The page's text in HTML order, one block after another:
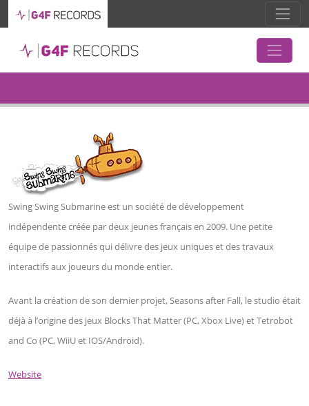
Swing Swing Submarine est un société de développement
indépendente créée par deux jeunes français en 2009. Une petite
équipe de passionnés qui délivre des jeux uniques et des travaux
interactifs aux joueurs du monde entier.
Avant la création de son dernier projet, Seasons after Fall, le studio était
déjà à l’origine des jeux Blocks That Matter (PC, Xbox Live) et Tetrobot
and Co (PC, WiiU et IOS/Android).
Website